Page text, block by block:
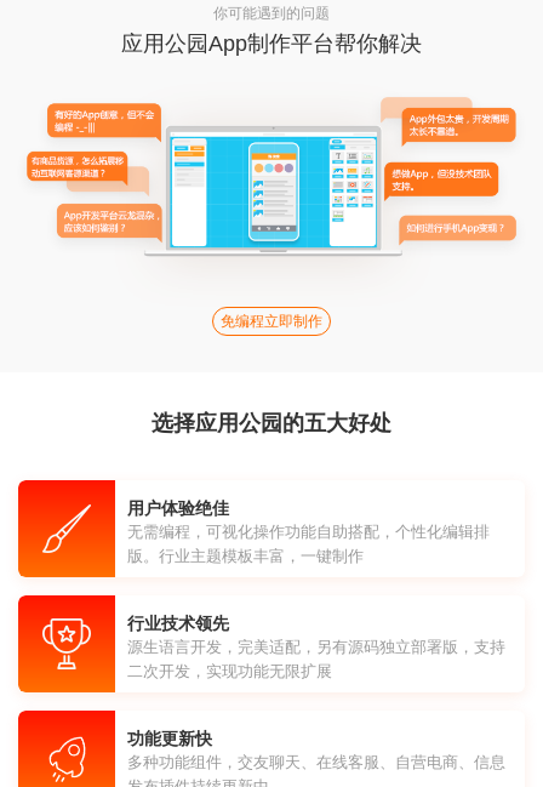
你可能遇到的问题
应用公园App制作平台帮你解决
免编程立即制作
选择应用公园的五大好处
用户体验绝佳
无需编程，可视化操作功能自助搭配，个性化编辑排
版。行业主题模板丰富，一键制作
行业技术领先
源生语言开发，完美适配，另有源码独立部署版，支持
二次开发，实现功能无限扩展
功能更新快
多种功能组件，交友聊天、在线客服、自营电商、信息